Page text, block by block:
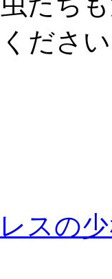
ださ
スの